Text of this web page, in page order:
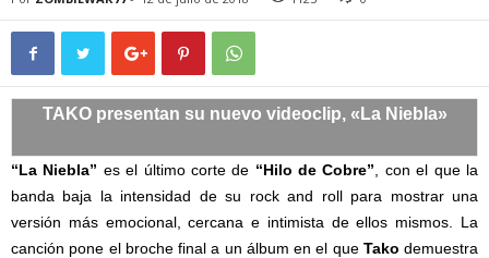
TAKO presentan su nuevo videoclip, «La Niebla»
“La Niebla” es el último corte de “Hilo de Cobre” , con el que la
banda baja la intensidad de su rock and roll para mostrar una
versión más emocional, cercana e intimista de ellos mismos. La
canción pone el broche final a un álbum en el que Tako demuestra